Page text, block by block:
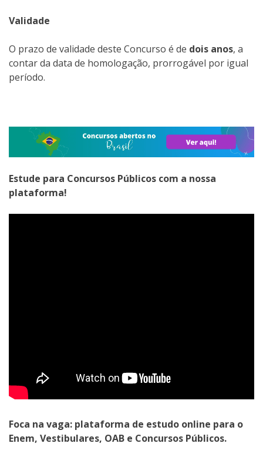
Validade
O prazo de validade deste Concurso é de dois anos, a
contar da data de homologação, prorrogável por igual
período.
Estude para Concursos Públicos com a nossa
plataforma!
Foca na vaga: plataforma de estudo online para o
Enem, Vestibulares, OAB e Concursos Públicos.